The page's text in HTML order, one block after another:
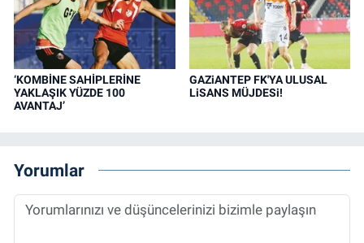
‘KOMBİNE SAHİPLERİNE
YAKLAŞIK YÜZDE 100
AVANTAJ’
GAZiANTEP FK'YA ULUSAL
LiSANS MÜJDESi!
Yorumlar